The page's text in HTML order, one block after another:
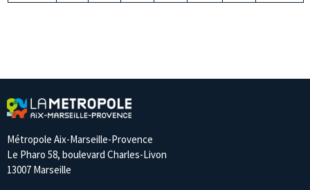
Métropole Aix-Marseille-Provence
Le Pharo 58, boulevard Charles-Livon
13007 Marseille